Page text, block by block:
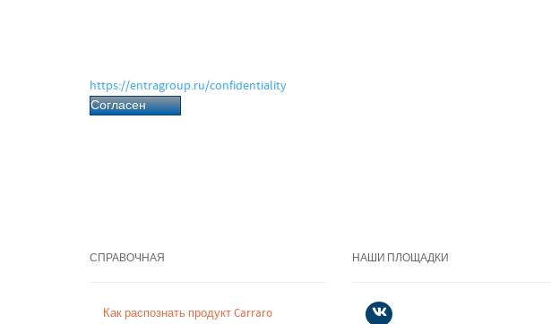
https://entragroup.ru/confidentiality
Согласен
СПРАВОЧНАЯ
Как распознать продукт Carraro
НАШИ ПЛОЩАДКИ